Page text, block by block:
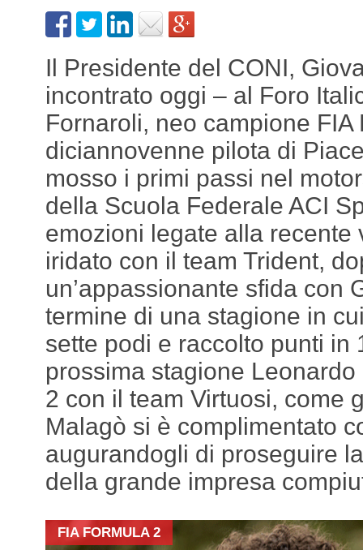
Il Presidente del CONI,
incontrato oggi – al Foro
Fornaroli, neo campione FIA
diciannovenne pilota di
mosso i primi passi nel
della Scuola Federale ACI
emozioni legate alla recente
iridato con il team Trident,
un’appassionante sfida con
termine di una stagione in
sette podi e raccolto punti in
prossima stagione
2 con il team Virtuosi, come
Malagò si è complimentato
augurandogli di proseguire
della grande impresa
FIA FORMULA 2